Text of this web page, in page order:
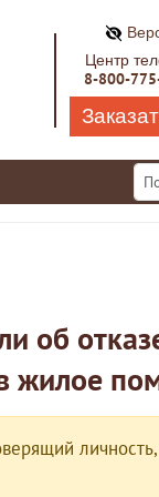
Центр
8-800-
об
жилое
личность,